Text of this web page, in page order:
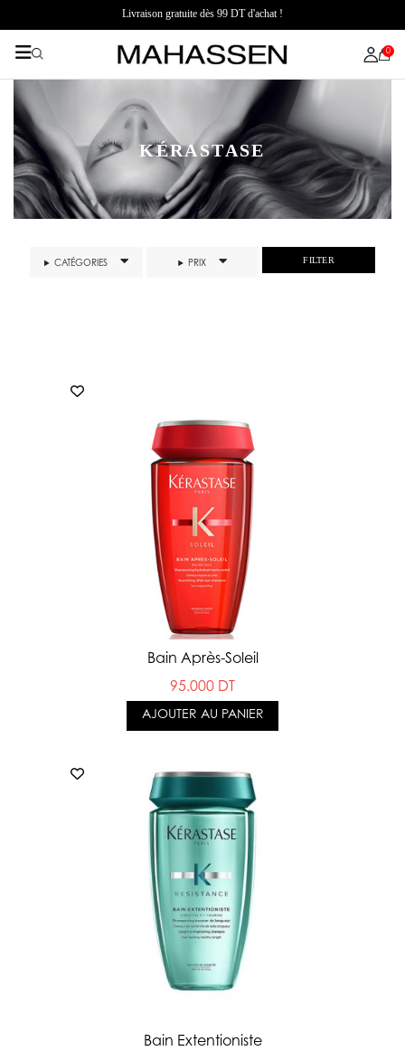
Livraison gratuite dès 99 DT d'achat !
0
KÉRASTASE
CATÉGORIES PRIX FILTER
Bain Après-Soleil
95.000 DT
AJOUTER AU PANIER
Bain Extentioniste